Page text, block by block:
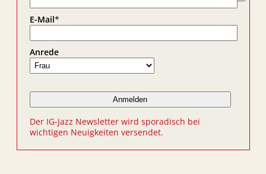
E-Mail*
Anrede
Der IG-Jazz Newsletter wird sporadisch bei
wichtigen Neuigkeiten versendet.